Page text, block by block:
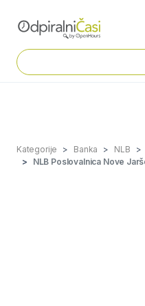
Kategorije Banka NLB
NLB Poslovalnica Nove